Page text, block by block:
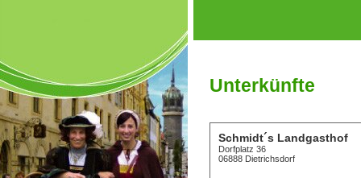
Unterkünfte
Schmidt´s Landgasthof
Dorfplatz 36
06888 Dietrichsdorf